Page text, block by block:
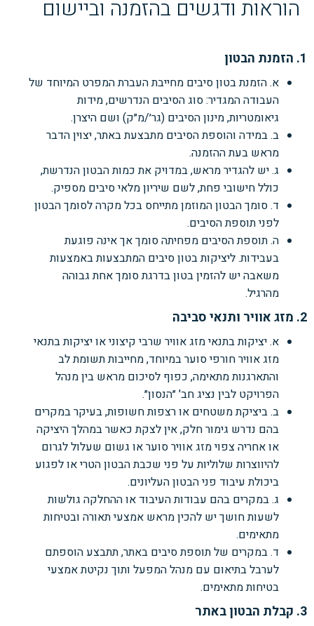
הוראות ודגשים בהזמנה וביישום
1. הזמנת הבטון
א. הזמנת בטון סיבים מחייבת העברת המפרט המיוחד של
העבודה המגדיר: סוג הסיבים הנדרשים, מידות
גיאומטריות, מינון הסיבים (גר׳/מ״ק) ושם היצרן.
ב. במידה והוספת הסיבים מתבצעת באתר, יצוין הדבר
מראש בעת ההזמנה.
ג. יש להגדיר מראש, במדויק את כמות הבטון הנדרשת,
כולל חישובי פחת, לשם שיריון מלאי סיבים מספיק.
ד. סומך הבטון המוזמן מתייחס בכל מקרה לסומך הבטון
לפני תוספת הסיבים.
ה. תוספת הסיבים מפחיתה סומך אך אינה פוגעת
בעבידות. ליציקות בטון סיבים המתבצעות באמצעות
משאבה יש להזמין בטון בדרגת סומך אחת גבוהה
מהרגיל.
2. מזג אוויר ותנאי סביבה
א. יציקות בתנאי מזג אוויר שרבי קיצוני או יציקות בתנאי
מזג אוויר חורפי סוער במיוחד, מחייבות תשומת לב
והתארגנות מתאימה, כפוף לסיכום מראש בין מנהל
הפרויקט לבין נציג חב' ״הנסון״.
ב. ביציקת משטחים או רצפות חשופות, בעיקר במקרים
בהם נדרש גימור חלק, אין לצקת כאשר במהלך היציקה
או אחריה צפוי מזג אוויר סוער או גשום שעלול לגרום
להיווצרות שלוליות על פני שכבת הבטון הטרי או לפגוע
ביכולת עיבוד פני הבטון העליונים.
ג. במקרים בהם עבודות העיבוד או ההחלקה גולשות
לשעות חושך יש להכין מראש אמצעי תאורה ובטיחות
מתאימים.
ד. במקרים של תוספת סיבים באתר, תתבצע הוספתם
לערבל בתיאום עם מנהל המפעל ותוך נקיטת אמצעי
בטיחות מתאימים.
3. קבלת הבטון באתר